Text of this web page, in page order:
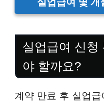
실업급여 신청
야 할까요?
계약 만료 후 실업